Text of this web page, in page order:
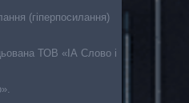
(гіперпосилання)
ТОВ «ІА Слово і